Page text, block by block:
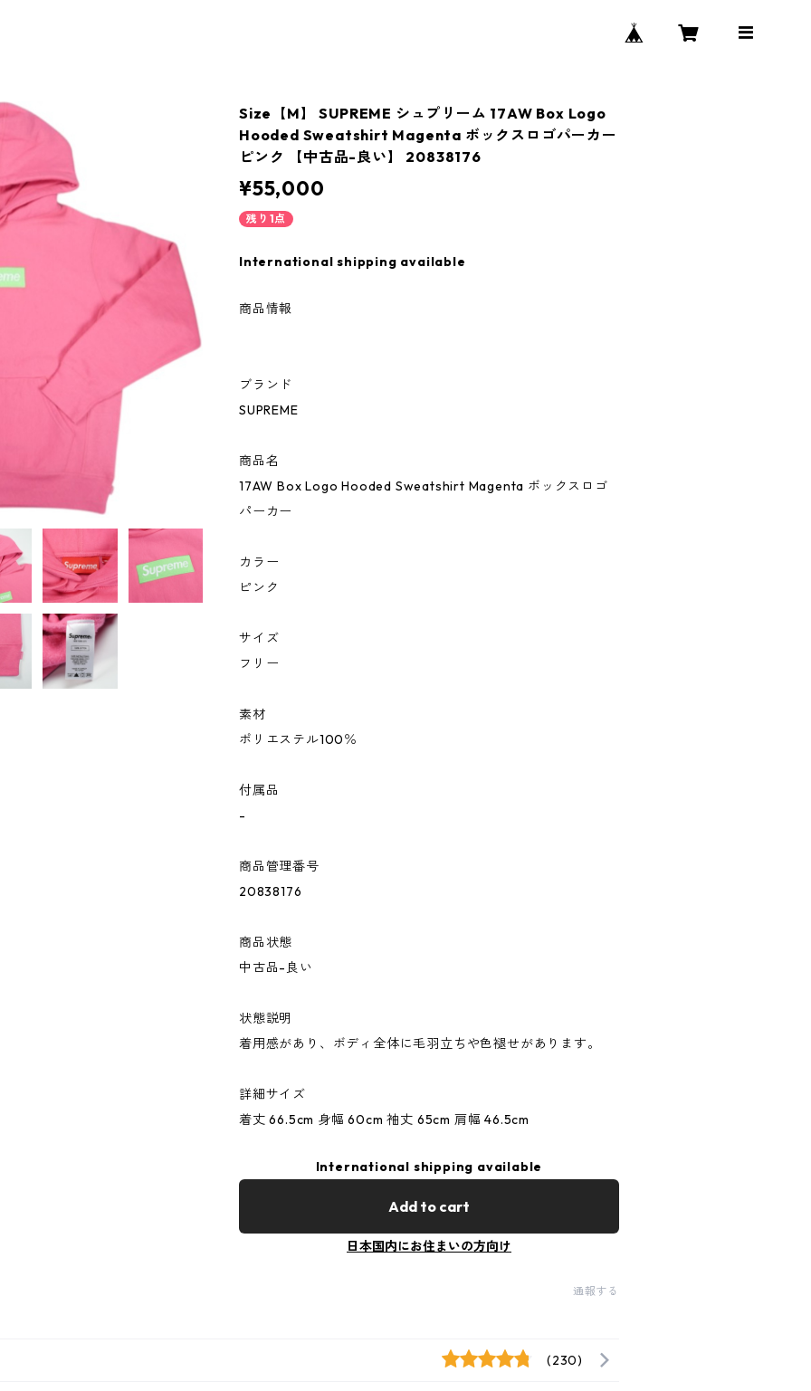
Size【M】 SUPREME シュプリーム 17AW Box Logo
Hooded Sweatshirt Magenta ボックスロゴパーカー
ピンク 【中古品-良い】 20838176
¥55,000
残り1点
International shipping available
商品情報
ブランド
SUPREME
商品名
17AW Box Logo Hooded Sweatshirt Magenta ボックスロゴ
パーカー
カラー
ピンク
サイズ
フリー
素材
ポリエステル100％
付属品
-
商品管理番号
20838176
商品状態
中古品-良い
状態説明
着用感があり、ボディ全体に毛羽立ちや色褪せがあります。
詳細サイズ
着丈 66.5cm 身幅 60cm 袖丈 65cm 肩幅 46.5cm
International shipping available
Add to cart
日本国内にお住まいの方向け
通報する
(230)